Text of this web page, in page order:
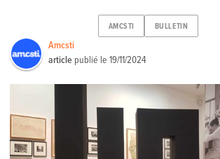
AMCSTI BULLETIN
Amcsti
article publié le19/11/2024